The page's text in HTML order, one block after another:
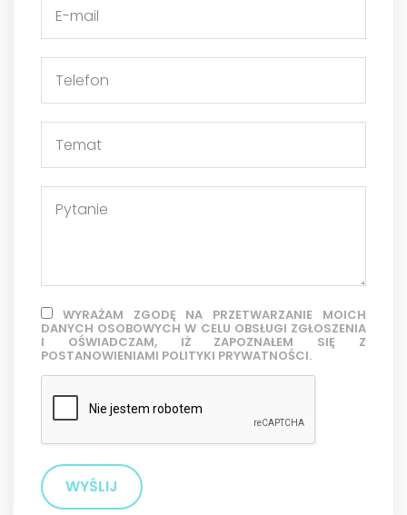
WYRAŻAM ZGODĘ NA PRZETWARZANIE MOICH
DANYCH OSOBOWYCH W CELU OBSŁUGI ZGŁOSZENIA
I OŚWIADCZAM, IŻ ZAPOZNAŁEM SIĘ Z
POSTANOWIENIAMI POLITYKI PRYWATNOŚCI.